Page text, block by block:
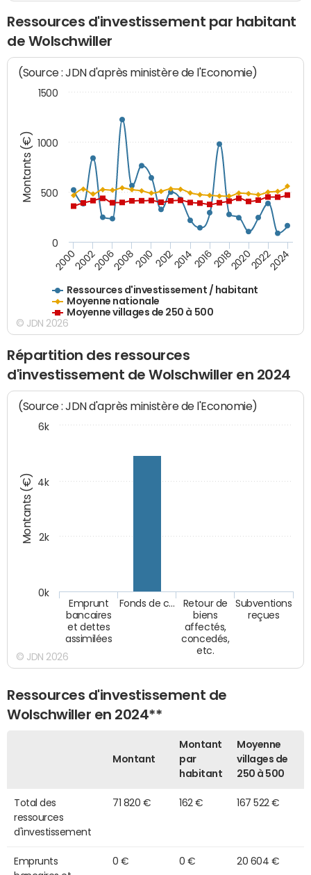
Ressources d'investissement par habitant
de Wolschwiller
Montants (€)
(Source : JDN d'après ministère de l'Economie)
Ressources d'investissement / habitant
Moyenne nationale
Moyenne villages de 250 à 500
200020022006200820102012201420162018202020222024
0
500
1000
1500
© JDN 2026
Répartition des ressources
d'investissement de Wolschwiller en 2024
Montants (€)
(Source : JDN d'après ministère de l'Economie)
Emprunt
bancaires
et dettes
assimilées
Fonds de c…
Retour de
biens
affectés,
concedés,
etc.
Subventions
reçues
0k
2k
4k
6k
© JDN 2026
Ressources d'investissement de
Wolschwiller en 2024**
Montant
Montant
par
habitant
Moyenne
villages de
250 à 500
Total des
ressources
d'investissement
71 820 € 162 € 167 522 €
Emprunts
0 € 0 € 20 604 €